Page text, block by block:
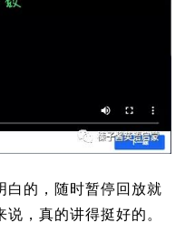
白的，随时暂停回放就
，真的讲得挺好的。